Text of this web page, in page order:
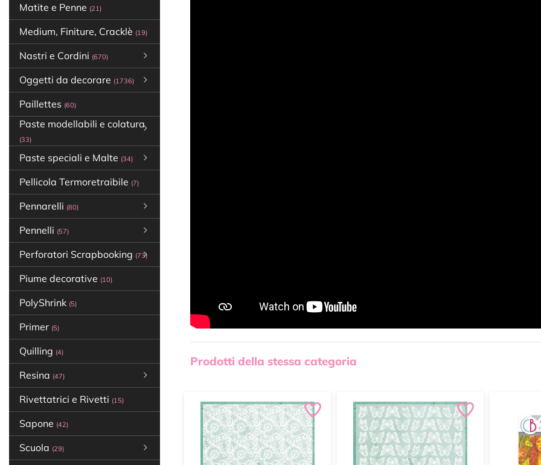
Matite e Penne (21)
Medium, Finiture, Cracklè (19)
Nastri e Cordini (670)
Oggetti da decorare (1736)
Paillettes (60)
Paste modellabili e colatura
(33)
Paste speciali e Malte (34)
Pellicola Termoretraibile (7)
Pennarelli (80)
Pennelli (57)
Perforatori Scrapbooking (73)
Piume decorative (10)
PolyShrink (5)
Primer (5)
Quilling (4)
Resina (47)
Rivettatrici e Rivetti (15)
Sapone (42)
Scuola (29)
Prodotti della stessa categoria